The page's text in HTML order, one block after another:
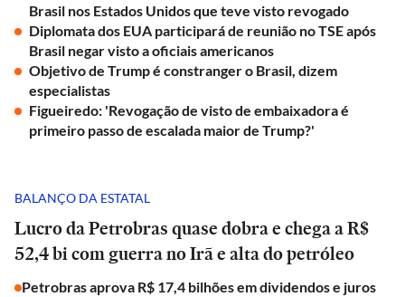
Brasil nos Estados Unidos que teve visto revogado
Diplomata dos EUA participará de reunião no TSE após
Brasil negar visto a oficiais americanos
Objetivo de Trump é constranger o Brasil, dizem
especialistas
Figueiredo: 'Revogação de visto de embaixadora é
primeiro passo de escalada maior de Trump?'
BALANÇO DA ESTATAL
Lucro da Petrobras quase dobra e chega a R$
52,4 bi com guerra no Irã e alta do petróleo
Petrobras aprova R$ 17,4 bilhões em dividendos e juros